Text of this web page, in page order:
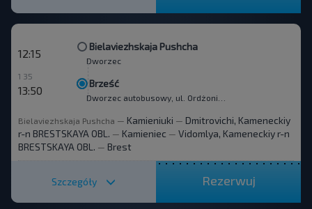
12:15
Bielaviezhskaja Pushcha
Dworzec
1 35
13:50
Brześć
Bielaviezhskaja Pushcha — Kamieniuki — Dmitrovichi, Kameneckiy
r-n BRESTSKAYA OBL. — Kamieniec — Vidomlya, Kameneckiy r-n
BRESTSKAYA OBL. — Brest
Szczegóły Rezerwuj